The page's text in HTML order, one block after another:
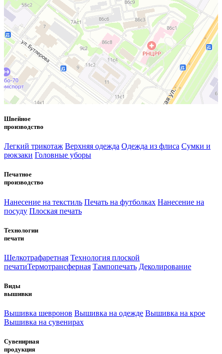
Швейное
производство
Легкий трикотаж Верхняя одежда Одежда из флиса Сумки и
рюкзаки Головные уборы
Печатное
производство
Нанесение на текстиль Печать на футболках Нанесение на
посуду Плоская печать
Технологии
печати
Шелкотрафаретная Технология плоской
печатиТермотрансферная Тампопечать Деколирование
Виды
вышивки
Вышивка шевронов Вышивка на одежде Вышивка на крое
Вышивка на сувенирах
Сувенирная
продукция